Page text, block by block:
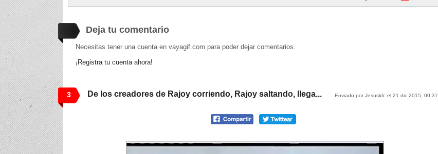
Deja tu comentario
Necesitas tener una cuenta en vayagif.com para poder dejar comentarios.
¡Registra tu cuenta ahora!
3 Enviado por Jesuskfc el 21 dic 2015, 00:37
De los creadores de Rajoy corriendo, Rajoy saltando, llega...